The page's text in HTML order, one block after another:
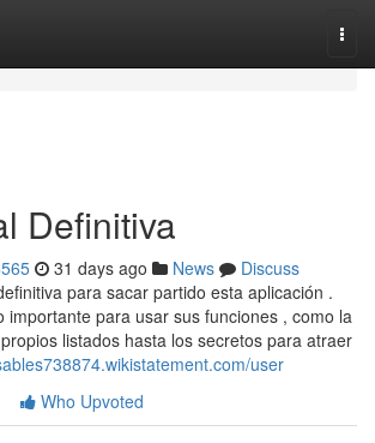
Definitiva
31 days ago News
Discuss
para sacar partido esta aplicación .
importante para usar sus funciones , como la
listados hasta los secretos para atraer
user
Who Upvoted